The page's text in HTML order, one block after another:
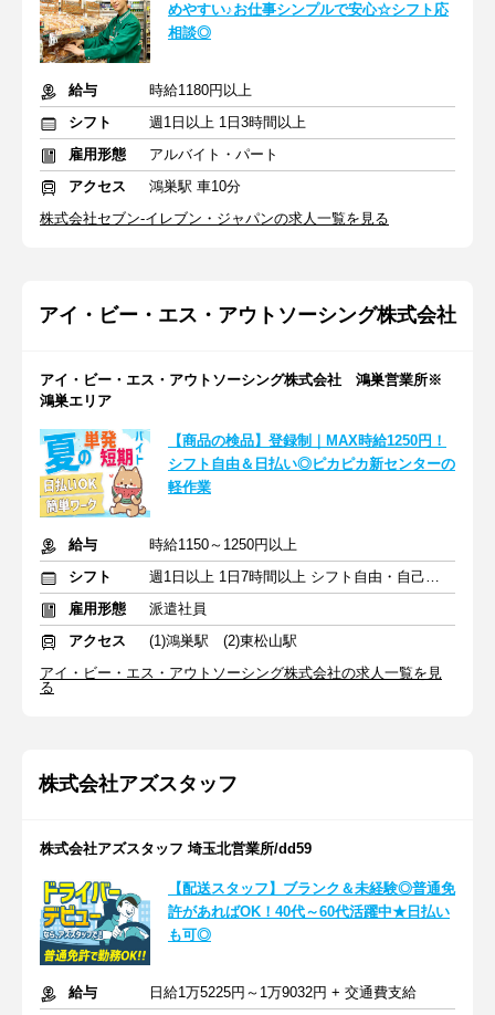
めやすい♪お仕事シンプルで安心☆シフト応
相談◎
給与
時給1180円以上
シフト
週1日以上 1日3時間以上
雇用形態
アルバイト・パート
アクセス
鴻巣駅 車10分
株式会社セブン-イレブン・ジャパンの求人一覧を見る
アイ・ビー・エス・アウトソーシング株式会社
アイ・ビー・エス・アウトソーシング株式会社 鴻巣営業所※
鴻巣エリア
【商品の検品】登録制｜MAX時給1250円！
シフト自由＆日払い◎ピカピカ新センターの
軽作業
給与
時給1150～1250円以上
シフト
週1日以上 1日7時間以上 シフト自由・自己申告
雇用形態
派遣社員
アクセス
(1)鴻巣駅 (2)東松山駅
アイ・ビー・エス・アウトソーシング株式会社の求人一覧を見
る
株式会社アズスタッフ
株式会社アズスタッフ 埼玉北営業所/dd59
【配送スタッフ】ブランク＆未経験◎普通免
許があればOK！40代～60代活躍中★日払い
も可◎
給与
日給1万5225円～1万9032円 + 交通費支給